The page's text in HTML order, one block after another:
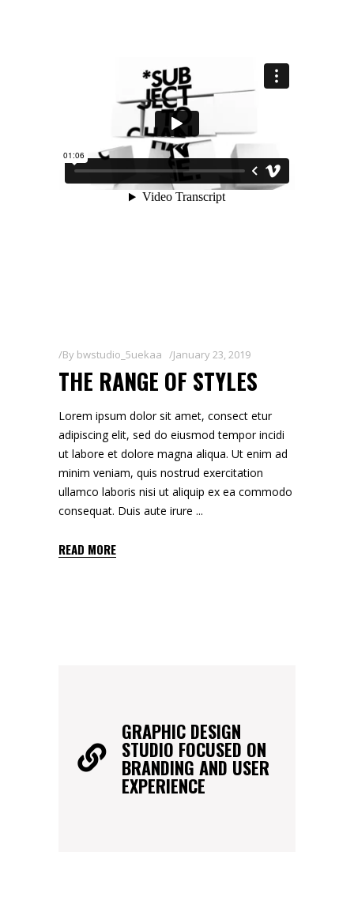
By bwstudio_5uekaa January 23, 2019
THE RANGE OF STYLES
Lorem ipsum dolor sit amet, consect etur
adipiscing elit, sed do eiusmod tempor incidi
ut labore et dolore magna aliqua. Ut enim ad
minim veniam, quis nostrud exercitation
ullamco laboris nisi ut aliquip ex ea commodo
consequat. Duis aute irure
READ MORE
GRAPHIC DESIGN
STUDIO FOCUSED ON
BRANDING AND USER
EXPERIENCE